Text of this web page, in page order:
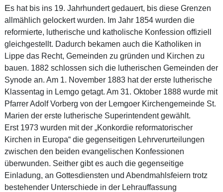
Es hat bis ins 19. Jahrhundert gedauert, bis diese Grenzen
allmählich gelockert wurden. Im Jahr 1854 wurden die
reformierte, lutherische und katholische Konfession offiziell
gleichgestellt. Dadurch bekamen auch die Katholiken in
Lippe das Recht, Gemeinden zu gründen und Kirchen zu
bauen. 1882 schlossen sich die lutherischen Gemeinden der
Synode an. Am 1. November 1883 hat der erste lutherische
Klassentag in Lemgo getagt. Am 31. Oktober 1888 wurde mit
Pfarrer Adolf Vorberg von der Lemgoer Kirchengemeinde St.
Marien der erste lutherische Superintendent gewählt.
Erst 1973 wurden mit der „Konkordie reformatorischer
Kirchen in Europa“ die gegenseitigen Lehrverurteilungen
zwischen den beiden evangelischen Konfessionen
überwunden. Seither gibt es auch die gegenseitige
Einladung, an Gottesdiensten und Abendmahlsfeiern trotz
bestehender Unterschiede in der Lehrauffassung